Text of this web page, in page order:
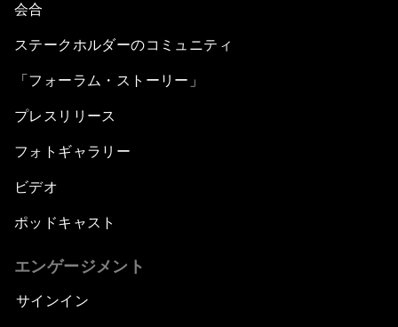
会合
ステークホルダーのコミュニティ
「フォーラム・ストーリー」
プレスリリース
フォトギャラリー
ビデオ
ポッドキャスト
エンゲージメント
サインイン